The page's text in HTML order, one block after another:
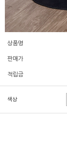
상품명
판매가
적립금
색상